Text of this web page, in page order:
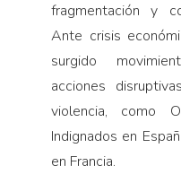
fragmentación y
Ante crisis
surgido
acciones
violencia, como
Indignados en
en Francia.